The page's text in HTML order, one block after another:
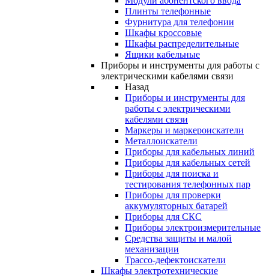
Плинты телефонные
Фурнитура для телефонии
Шкафы кроссовые
Шкафы распределительные
Ящики кабельные
Приборы и инструменты для работы с
электрическими кабелями связи
Назад
Приборы и инструменты для
работы с электрическими
кабелями связи
Маркеры и маркероискатели
Металлоискатели
Приборы для кабельных линий
Приборы для кабельных сетей
Приборы для поиска и
тестирования телефонных пар
Приборы для проверки
аккумуляторных батарей
Приборы для СКС
Приборы электроизмерительные
Средства защиты и малой
механизации
Трассо-дефектоискатели
Шкафы электротехнические